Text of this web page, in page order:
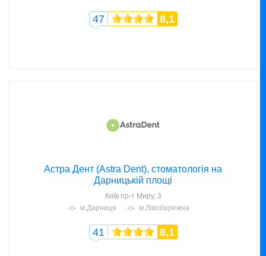
47 8,1
Астра Дент (Astra Dent), стоматологія на
Дарницькій площі
Київ пр-т Миру, 3
м.Дарниця
м.Лівобережна
41 8,1